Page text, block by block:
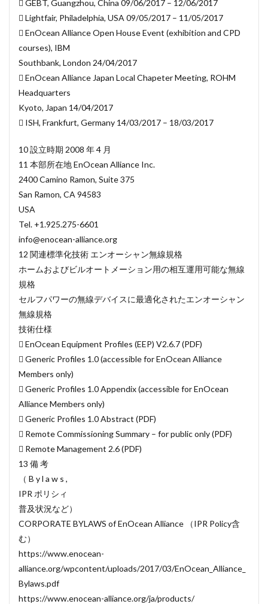
 GEBT, Guangzhou, China 09/06/2017 – 12/06/2017
 Lightfair, Philadelphia, USA 09/05/2017 – 11/05/2017
 EnOcean Alliance Open House Event (exhibition and CPD
courses), IBM
Southbank, London 24/04/2017
 EnOcean Alliance Japan Local Chapeter Meeting, ROHM
Headquarters
Kyoto, Japan 14/04/2017
 ISH, Frankfurt, Germany 14/03/2017 – 18/03/2017
10 設立時期 2008 年 4 月
11 本部所在地 EnOcean Alliance Inc.
2400 Camino Ramon, Suite 375
San Ramon, CA 94583
USA
Tel. +1.925.275-6601
info@enocean-alliance.org
12 関連標準化技術 エンオーシャン無線規格
ホームおよびビルオートメーション用の相互運用可能な無線
規格
セルフパワーの無線デバイスに最適化されたエンオーシャン
無線規格
技術仕様
 EnOcean Equipment Profiles (EEP) V2.6.7 (PDF)
 Generic Profiles 1.0 (accessible for EnOcean Alliance
Members only)
 Generic Profiles 1.0 Appendix (accessible for EnOcean
Alliance Members only)
 Generic Profiles 1.0 Abstract (PDF)
 Remote Commissioning Summary – for public only (PDF)
 Remote Management 2.6 (PDF)
13 備 考
（ B y l a w s ,
IPR ポリシィ
普及状況など）
CORPORATE BYLAWS of EnOcean Alliance （IPR Policy含
む）
https://www.enocean-
alliance.org/wpcontent/uploads/2017/03/EnOcean_Alliance_
Bylaws.pdf
https://www.enocean-alliance.org/ja/products/